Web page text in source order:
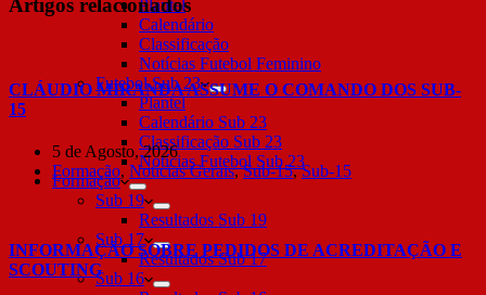
Plantel
Calendário
Classificação
Notícias Futebol Feminino
Futebol Sub 23
Plantel
Calendário Sub 23
Classificação Sub 23
Notícias Futebol Sub 23
Formação
Sub 19
Resultados Sub 19
Sub 17
Resultados Sub 17
Sub 16
CLÁUDIO MIRANDA ASSUME O COMANDO DOS SUB-
15
5 de Agosto, 2026
Formação,Notícias Gerais,Sub-15,Sub-15
INFORMAÇÃO SOBRE PEDIDOS DE ACREDITAÇÃO E
SCOUTING